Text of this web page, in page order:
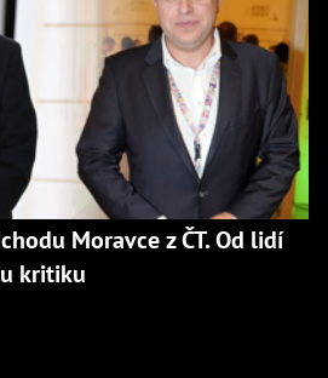
Moravce z ČT. Od lidí
kritiku